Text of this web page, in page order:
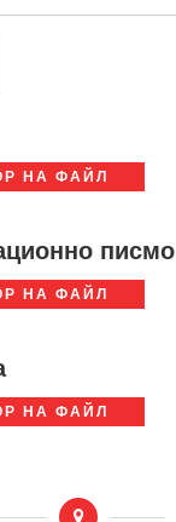
НА ФАЙЛ
писмо
НА ФАЙЛ
НА ФАЙЛ